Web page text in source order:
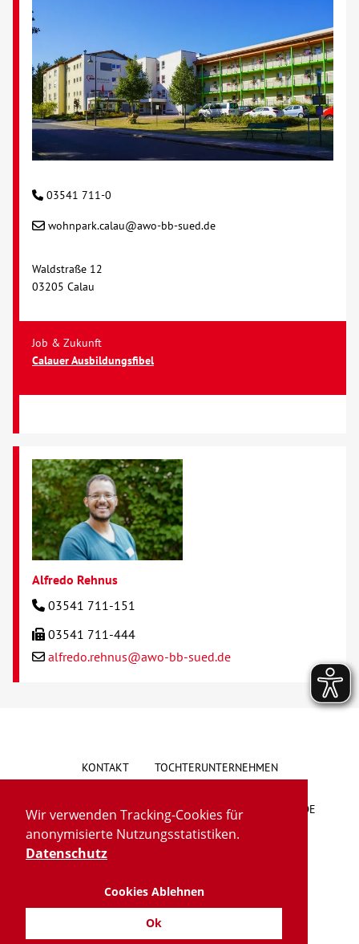
Wir verwenden Tracking-Cookies für
anonymisierte Nutzungsstatistiken.
Datenschutz
Cookies Ablehnen
Ok
03541 711-0
wohnpark.calau@awo-bb-sued.de
Waldstraße 12
03205 Calau
Job & Zukunft
Calauer Ausbildungsfibel
Alfredo Rehnus
03541 711-151
03541 711-444
alfredo.rehnus@awo-bb-sued.de
KONTAKT TOCHTERUNTERNEHMEN
HINWEISGEBERSYSTEM VORSCHLAG/BESCHWERDE
LIEFERKETTENGESETZ
IMPRESSUM DATENSCHUTZ